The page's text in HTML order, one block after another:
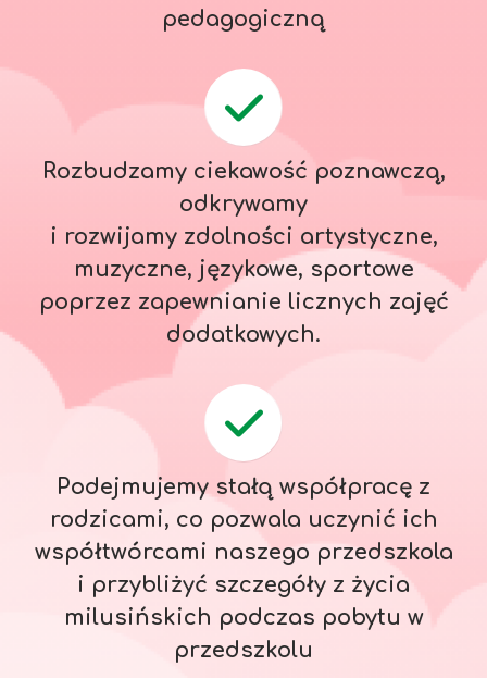
pedagogiczną
Rozbudzamy ciekawość poznawczą,
odkrywamy
i rozwijamy zdolności artystyczne,
muzyczne, językowe, sportowe
poprzez zapewnianie licznych zajęć
dodatkowych.
Podejmujemy stałą współpracę z
rodzicami, co pozwala uczynić ich
współtwórcami naszego przedszkola
i przybliżyć szczegóły z życia
milusińskich podczas pobytu w
przedszkolu